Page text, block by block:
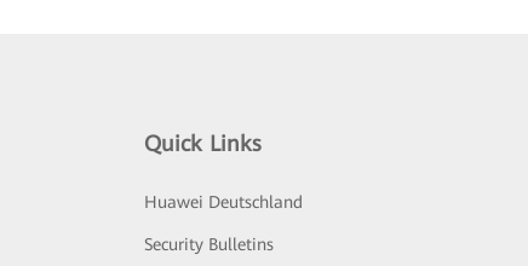
Quick Links
Huawei Deutschland
Security Bulletins